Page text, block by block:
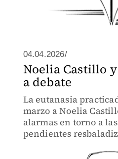
04.04.2026/
Noelia Castillo
a debate
La eutanasia
marzo a Noelia
alarmas en torno a
pendientes